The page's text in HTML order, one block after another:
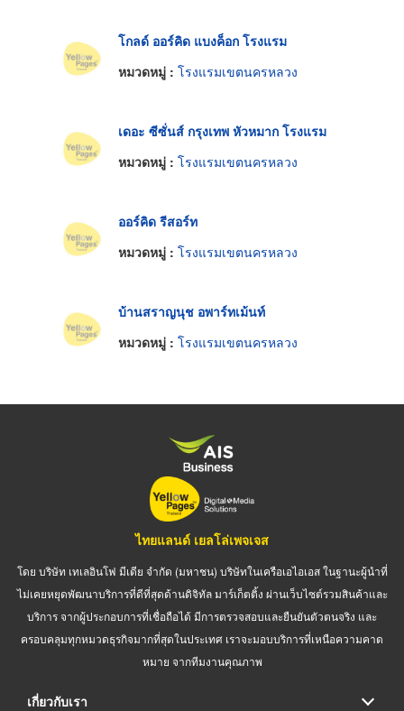
โกลด์ ออร์คิด แบงค็อก โรงแรม
หมวดหมู่ : โรงแรมเขตนครหลวง
เดอะ ซีซั่นส์ กรุงเทพ หัวหมาก โรงแรม
หมวดหมู่ : โรงแรมเขตนครหลวง
ออร์คิด รีสอร์ท
หมวดหมู่ : โรงแรมเขตนครหลวง
บ้านสราญนุช อพาร์ทเม้นท์
หมวดหมู่ : โรงแรมเขตนครหลวง
ไทยแลนด์ เยลโล่เพจเจส
โดย บริษัท เทเลอินโฟ มีเดีย จำกัด (มหาชน) บริษัทในเครือเอไอเอส ในฐานะผู้นำที่
ไม่เคยหยุดพัฒนาบริการที่ดีที่สุดด้านดิจิทัล มาร์เก็ตติ้ง ผ่านเว็บไซต์รวมสินค้าและ
บริการ จากผู้ประกอบการที่เชื่อถือได้ มีการตรวจสอบและยืนยันตัวตนจริง และ
ครอบคลุมทุกหมวดธุรกิจมากที่สุดในประเทศ เราจะมอบบริการที่เหนือความคาด
หมาย จากทีมงานคุณภาพ
เกี่ยวกับเรา